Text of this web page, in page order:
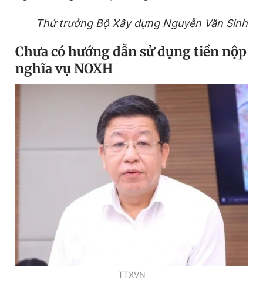
Thứ trưởng Bộ Xây dựng Nguyễn Văn Sinh
Chưa có hướng dẫn sử dụng tiền nộp
nghĩa vụ NOXH
TTXVN